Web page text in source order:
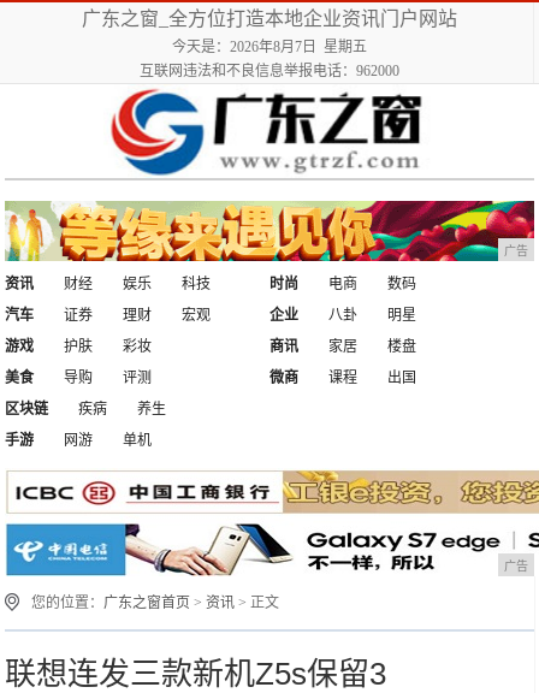
广东之窗_全方位打造本地企业资讯门户网站
今天是：2026年8月7日 星期五
互联网违法和不良信息举报电话：962000
广告
资讯 财经 娱乐
科技
汽车
证券 理财 宏观
时尚 电商
数码
企业
八卦
明星
游戏
护肤
彩妆
美食
导购 评测
商讯 家居
楼盘
微商
课程
出国
区块链
疾病
养生
手游
网游 单机
广告
您的位置： 广东之窗首页 >资讯 > 正文
联想连发三款新机Z5s保留3